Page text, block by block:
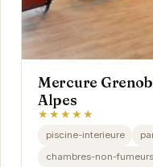
Mercure
Alpes
★★★★★
piscine-interieure
chambres-non-fumeurs